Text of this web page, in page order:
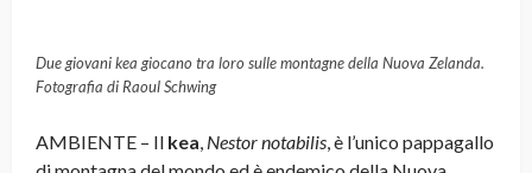
Due giovani kea giocano tra loro sulle montagne della Nuova Zelanda.
Fotografia di Raoul Schwing
AMBIENTE – Il kea, Nestor notabilis, è l’unico pappagallo